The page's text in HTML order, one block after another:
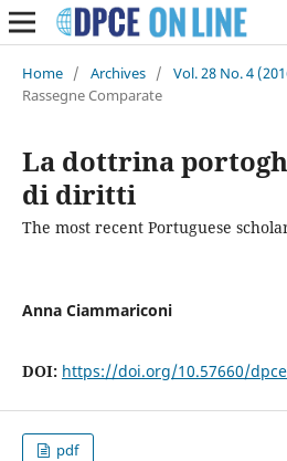
Home / Archives / Vol. 28 No. 4
Rassegne Comparate
La dottrina
di diritti
The most recent Portuguese
Anna Ciammariconi
DOI: https://doi.org/10.57660/
pdf